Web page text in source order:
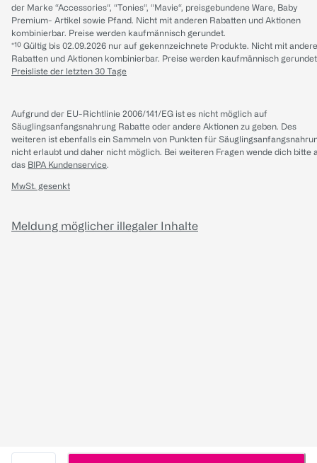
der Marke “Accessories“, “Tonies“, “Mavie“, preisgebundene Ware, Baby
Premium- Artikel sowie Pfand. Nicht mit anderen Rabatten und Aktionen
kombinierbar. Preise werden kaufmännisch gerundet.
*¹⁰ Gültig bis 02.09.2026 nur auf gekennzeichnete Produkte. Nicht mit
Rabatten und Aktionen kombinierbar. Preise werden kaufmännisch
Preisliste der letzten 30 Tage
Aufgrund der EU-Richtlinie 2006/141/EG ist es nicht möglich auf
Säuglingsanfangsnahrung Rabatte oder andere Aktionen zu geben. Des
weiteren ist ebenfalls ein Sammeln von Punkten für
nicht erlaubt und daher nicht möglich. Bei weiteren Fragen wende dich bitte
das BIPA Kundenservice.
MwSt. gesenkt
Meldung möglicher illegaler Inhalte